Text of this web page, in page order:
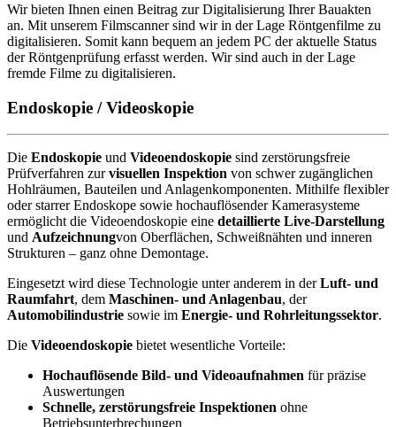
Wir bieten Ihnen einen Beitrag zur Digitalisierung Ihrer Bauakten
an. Mit unserem Filmscanner sind wir in der Lage Röntgenfilme zu
digitalisieren. Somit kann bequem an jedem PC der aktuelle Status
der Röntgenprüfung erfasst werden. Wir sind auch in der Lage
fremde Filme zu digitalisieren.
Endoskopie / Videoskopie
Die Endoskopie und Videoendoskopie sind zerstörungsfreie
Prüfverfahren zurvisuellen Inspektion von schwer zugänglichen
Hohlräumen, Bauteilen und Anlagenkomponenten. Mithilfe flexibler
oder starrer Endoskope sowie hochauflösender Kamerasysteme
ermöglicht die Videoendoskopie eine detaillierte Live-Darstellung
und Aufzeichnungvon Oberflächen, Schweißnähten und inneren
Strukturen – ganz ohne Demontage.
Eingesetzt wird diese Technologie unter anderem in derLuft- und
Raumfahrt, dem Maschinen- und Anlagenbau, der
Automobilindustrie sowie im Energie- und Rohrleitungssektor.
Die Videoendoskopie bietet wesentliche Vorteile:
Hochauflösende Bild- und Videoaufnahmen für präzise
Auswertungen
Schnelle, zerstörungsfreie Inspektionen ohne
Betriebsunterbrechungen